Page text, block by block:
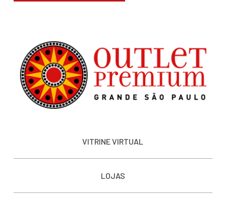
VITRINE VIRTUAL
LOJAS